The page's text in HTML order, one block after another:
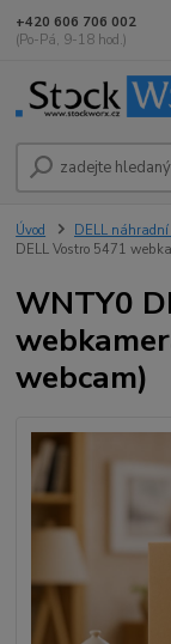
+420 606 706 002
(Po-Pá, 9-18 hod.)
Úvod DELL
DELL Vostro 5471
WNTY0
webcam)